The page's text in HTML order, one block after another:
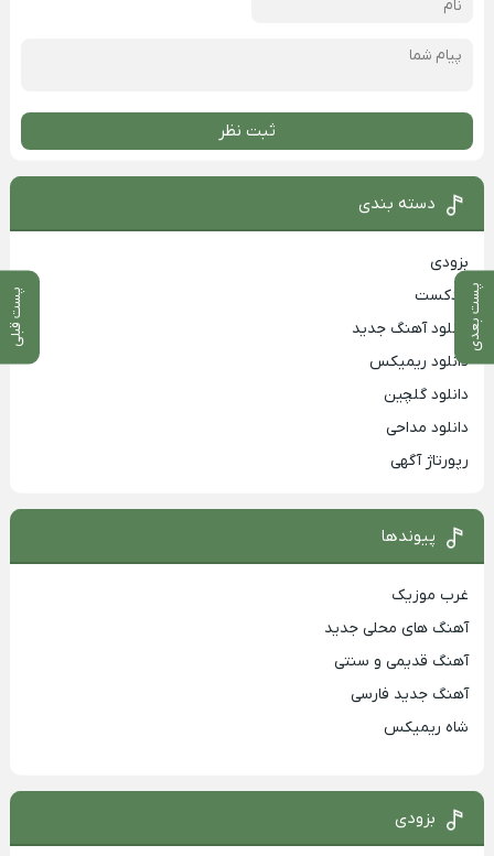
پست بعدی پست قبلی
ثبت نظر
دسته بندی
بزودی
پادکست
دانلود آهنگ جدید
دانلود ریمیکس
دانلود گلچین
دانلود مداحی
رپورتاژ آگهی
پیوندها
غرب موزیک
آهنگ های محلی جدید
آهنگ قدیمی و سنتی
آهنگ جدید فارسی
شاه ریمیکس
بزودی